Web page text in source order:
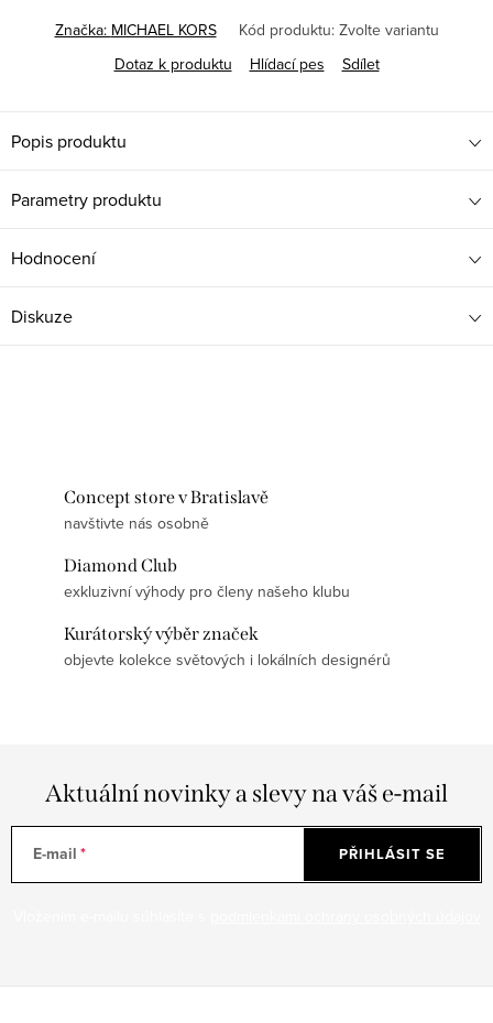
Značka: MICHAEL KORS Kód produktu: Zvolte variantu
Dotaz k produktu
Hlídací pes Sdílet
Popis produktu
Parametry produktu
Hodnocení
Diskuze
Concept store v Bratislavě
navštivte nás osobně
Diamond Club
exkluzivní výhody pro členy našeho klubu
Kurátorský výběr značek
objevte kolekce světových i lokálních designérů
Aktuální novinky a slevy na váš e-mail
E-mail PŘIHLÁSIT SE